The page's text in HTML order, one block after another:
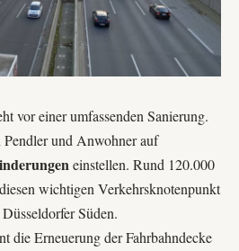
vor einer umfassenden Sanierung.
und Anwohner auf
einstellen. Rund 120.000
wichtigen Verkehrsknotenpunkt
Süden.
die Erneuerung der Fahrbahndecke